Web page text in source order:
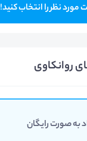
مورد نظر را انتخاب کنید!
روانکاوی
به صورت رایگان